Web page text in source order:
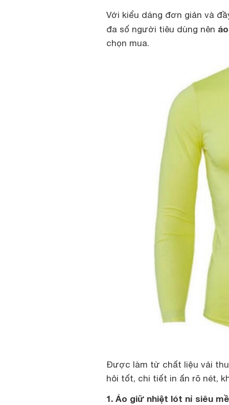
Với kiểu dáng đơn giản và
đa số người tiêu dùng nên
chọn mua.
Được làm từ chất liệu vải
hôi tốt, chi tiết in ấn rõ nét,
1. Áo giữ nhiệt lót nỉ siêu